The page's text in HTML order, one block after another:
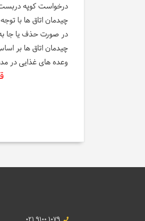
درخواست کوپه دربست
چیدمان اتاق ها با
در صورت حذف یا جا
چیدمان اتاق ها بر اساس اتاق های موجود
وعده های غذایی در